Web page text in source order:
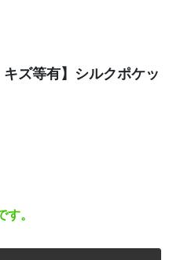
ズ等有】シルクポケッ
。